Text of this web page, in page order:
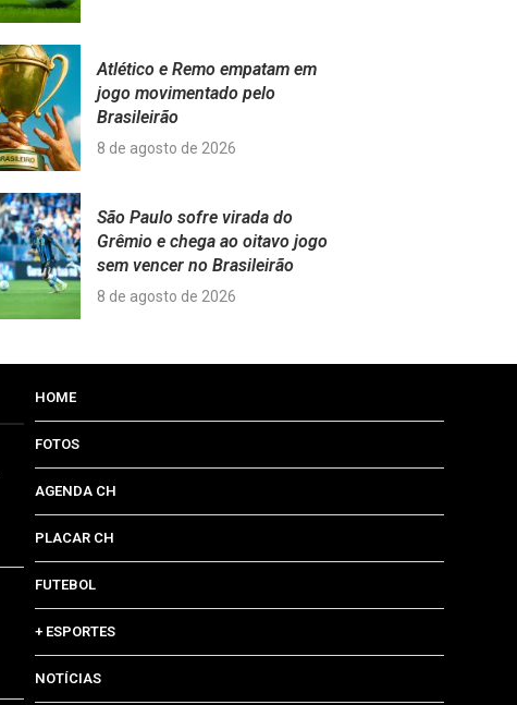
Atlético e Remo empatam em
jogo movimentado pelo
Brasileirão
8 de agosto de 2026
São Paulo sofre virada do
Grêmio e chega ao oitavo jogo
sem vencer no Brasileirão
8 de agosto de 2026
HOME
FOTOS
AGENDA CH
PLACAR CH
FUTEBOL
+ ESPORTES
NOTÍCIAS